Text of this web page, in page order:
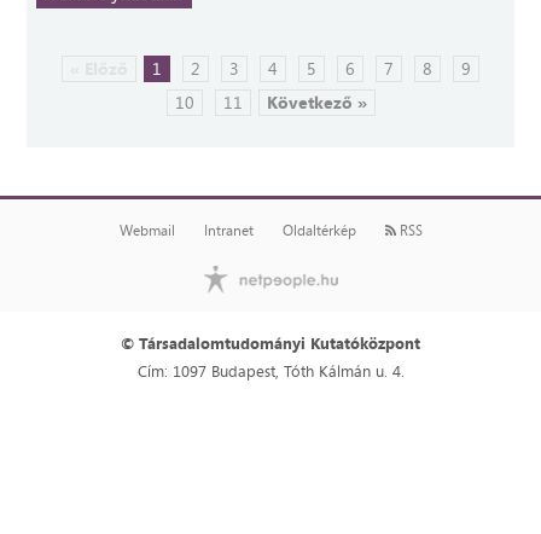
1 2 3 4 5 6 7 8
9
10
11 Következő »
Webmail Intranet Oldaltérkép RSS
© Társadalomtudományi Kutatóközpont
Cím: 1097 Budapest, Tóth Kálmán u. 4.